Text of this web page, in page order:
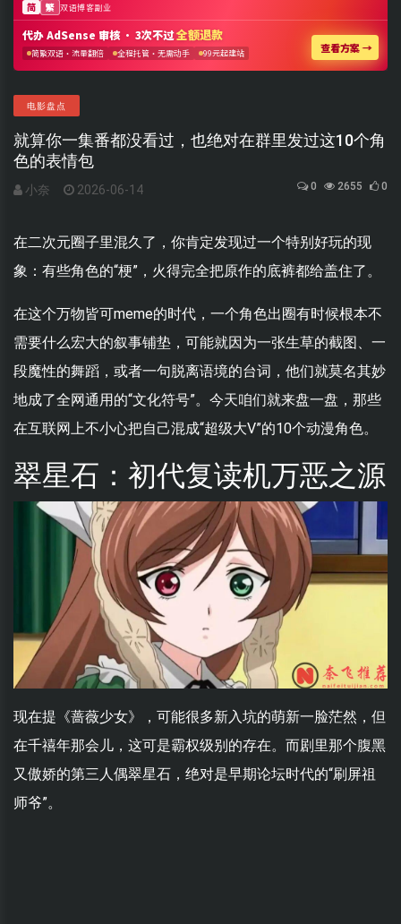
电影盘点
就算你一集番都没看过，也绝对在群里发过这10个角
色的表情包
小奈 2026-06-14 0 2655 0
在二次元圈子里混久了，你肯定发现过一个特别好玩的现
象：有些角色的“梗”，火得完全把原作的底裤都给盖住了。
在这个万物皆可meme的时代，一个角色出圈有时候根本不
需要什么宏大的叙事铺垫，可能就因为一张生草的截图、一
段魔性的舞蹈，或者一句脱离语境的台词，他们就莫名其妙
地成了全网通用的“文化符号”。今天咱们就来盘一盘，那些
在互联网上不小心把自己混成“超级大V”的10个动漫角色。
翠星石：初代复读机万恶之源
现在提《蔷薇少女》，可能很多新入坑的萌新一脸茫然，但
在千禧年那会儿，这可是霸权级别的存在。而剧里那个腹黑
又傲娇的第三人偶翠星石，绝对是早期论坛时代的“刷屏祖
师爷”。